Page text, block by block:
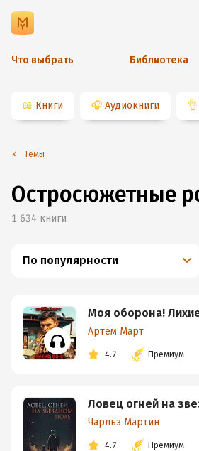
Что выбрать Библиотека
📖 Книги 🎧 Аудиокниги 👌
Темы
Остросюжетные
1 634 книги
По популярности
Моя оборона!
Артём Март
4.7 Премиум
Ловец огней на
Чарльз Мартин
4.7 Премиум